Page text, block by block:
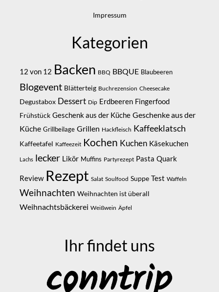
Impressum
Kategorien
12 von 12 Backen BBQ BBQUE Blaubeeren
Blogevent Blätterteig Buchrezension Cheesecake
Degustabox Dessert Dip Erdbeeren Fingerfood
Frühstück Geschenk aus der Küche Geschenke aus der
Küche Grillbeilage Grillen Hackfleisch Kaffeeklatsch
Kaffeetafel Kaffeezeit Kochen Kuchen Käsekuchen
Lachs lecker Likör Muffins Partyrezept Pasta Quark
Review Rezept Salat Soulfood Suppe Test Waffeln
Weihnachten Weihnachten ist überall
Weihnachtsbäckerei Weißwein Äpfel
Ihr findet uns